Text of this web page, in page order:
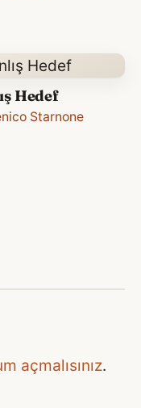
Hedef
Starnone
açmalısınız.